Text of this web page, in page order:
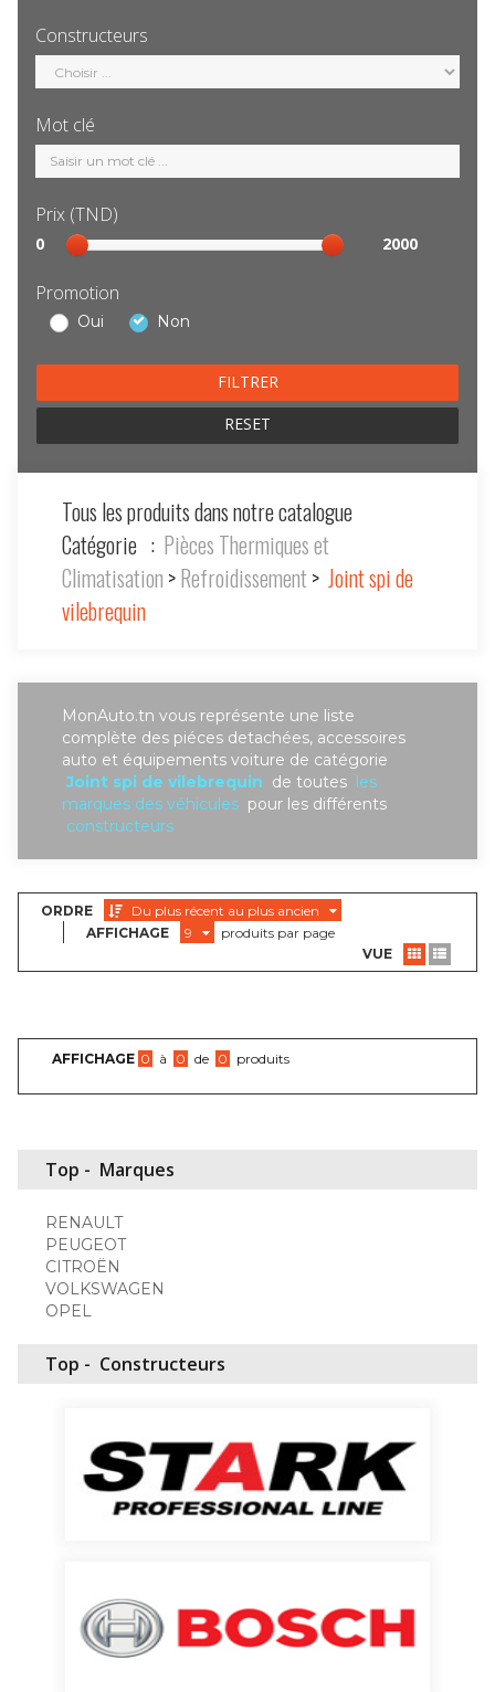
Constructeurs
Sélection
constructeur
Mot clé
Mot
clé
Prix (TND)
Sélection
prix
0 2000
Promotion
Oui Non
RESET
Tous les produits dans notre catalogue
Catégorie : Pièces Thermiques et
Climatisation >Refroidissement> Joint spi de
vilebrequin
MonAuto.tn vous représente une liste
complète des piéces detachées, accessoires
auto et équipements voiture de catégorie
Joint spi de vilebrequin de toutes les
marques des véhicules pour les différents
constructeurs
ORDRE
Du plus récent au plus ancien
AFFICHAGE
9
produits par page
VUE
AFFICHAGE 0 à 0 de 0 produits
Top - Marques
RENAULT
PEUGEOT
CITROËN
VOLKSWAGEN
OPEL
Top - Constructeurs